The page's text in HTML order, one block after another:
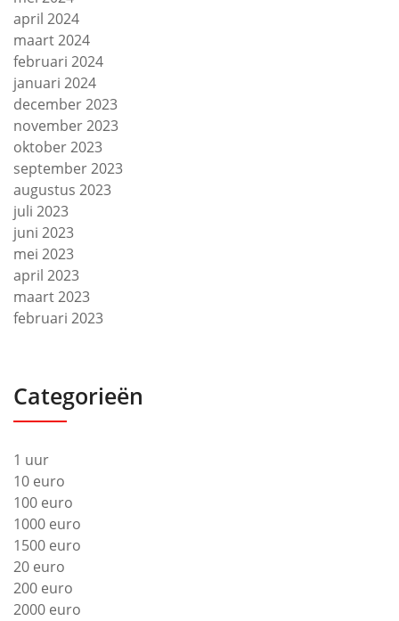
april 2024
maart 2024
februari 2024
januari 2024
december 2023
november 2023
oktober 2023
september 2023
augustus 2023
juli 2023
juni 2023
mei 2023
april 2023
maart 2023
februari 2023
Categorieën
1 uur
10 euro
100 euro
1000 euro
1500 euro
20 euro
200 euro
2000 euro